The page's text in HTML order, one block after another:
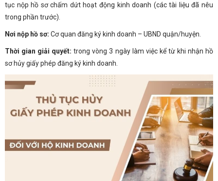
tục nộp hồ sơ chấm dứt hoạt động kinh doanh (các tài liệu đã nêu
trong phần trước).
Nơi nộp hồ sơ: Cơ quan đăng ký kinh doanh – UBND quận/huyện.
Thời gian giải quyết: trong vòng 3 ngày làm việc kể từ khi nhận hồ
sơ hủy giấy phép đăng ký kinh doanh.